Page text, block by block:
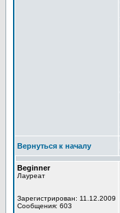
Вернуться к началу
Beginner
Лауреат
Зарегистрирован: 11.12.2009
Сообщения: 603